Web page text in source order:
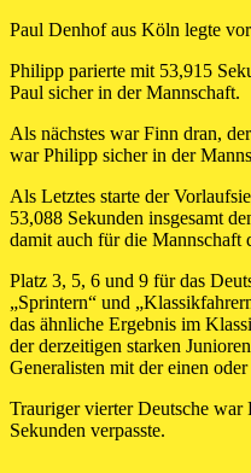
Paul Denhof aus Köln legte
Philipp parierte mit 53,915
Paul sicher in der Mannschaft.
Als nächstes war Finn dran,
war Philipp sicher in der
Als Letztes starte der
53,088 Sekunden insgesamt
damit auch für die Mannschaft
Platz 3, 5, 6 und 9 für das
„Sprintern“ und
das ähnliche Ergebnis im
der derzeitigen starken
Generalisten mit der einen
Trauriger vierter Deutsche
Sekunden verpasste.